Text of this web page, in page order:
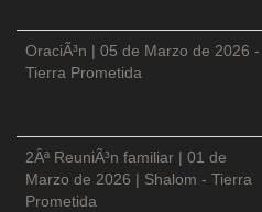
OraciÃ³n | 05 de Marzo de 2026 -
Tierra Prometida
2Âª ReuniÃ³n familiar | 01 de
Marzo de 2026 | Shalom - Tierra
Prometida